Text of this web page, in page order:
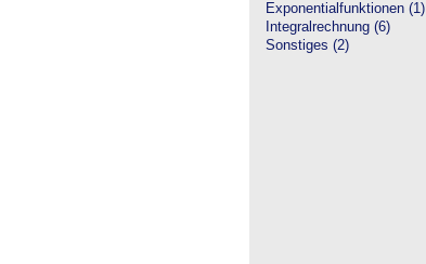
Exponentialfunktionen (1)
Integralrechnung (6)
Sonstiges (2)